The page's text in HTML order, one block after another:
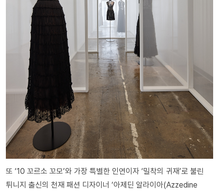
또 ‘10 꼬르소 꼬모’와 가장 특별한 인연이자 ‘밀착의 귀재’로 불린
튀니지 출신의 천재 패션 디자이너 ‘아제딘 알라이아(Azzedine